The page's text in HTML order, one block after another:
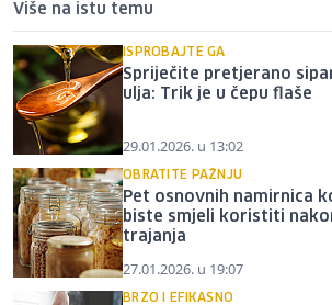
Više na istu temu
ISPROBAJTE GA
Spriječite pretjerano
ulja: Trik je u čepu flaše
29.01.2026. u 13:02
OBRATITE PAŽNJU
Pet osnovnih namirnica
biste smjeli koristiti
trajanja
27.01.2026. u 19:07
BRZO I EFIKASNO